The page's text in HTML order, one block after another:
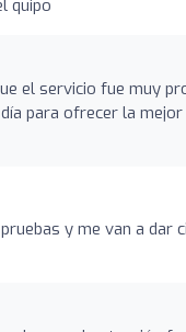
quipo
el servicio fue muy
para ofrecer la mejor
y me van a dar